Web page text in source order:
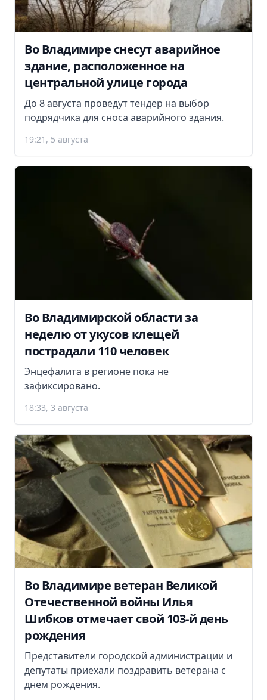
Во Владимире снесут аварийное
здание, расположенное на
центральной улице города
До 8 августа проведут тендер на выбор
подрядчика для сноса аварийного здания.
19:21, 5 августа
Во Владимирской области за
неделю от укусов клещей
пострадали 110 человек
Энцефалита в регионе пока не
зафиксировано.
18:33, 3 августа
Во Владимире ветеран Великой
Отечественной войны Илья
Шибков отмечает свой 103-й день
рождения
Представители городской администрации и
депутаты приехали поздравить ветерана с
днем рождения.